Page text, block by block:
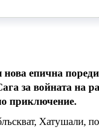
нова епична
за войната на
приключение.
Хатушали,